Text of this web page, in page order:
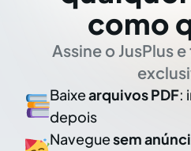
como
Assine o JusPlus
Baixearquivos PDF:
depois
Naveguesem